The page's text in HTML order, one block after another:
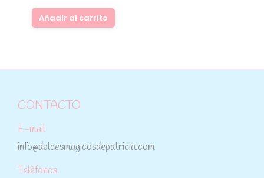
Añadir al carrito
CONTACTO
E-mail
info@dulcesmagicosdepatricia.com
Teléfonos